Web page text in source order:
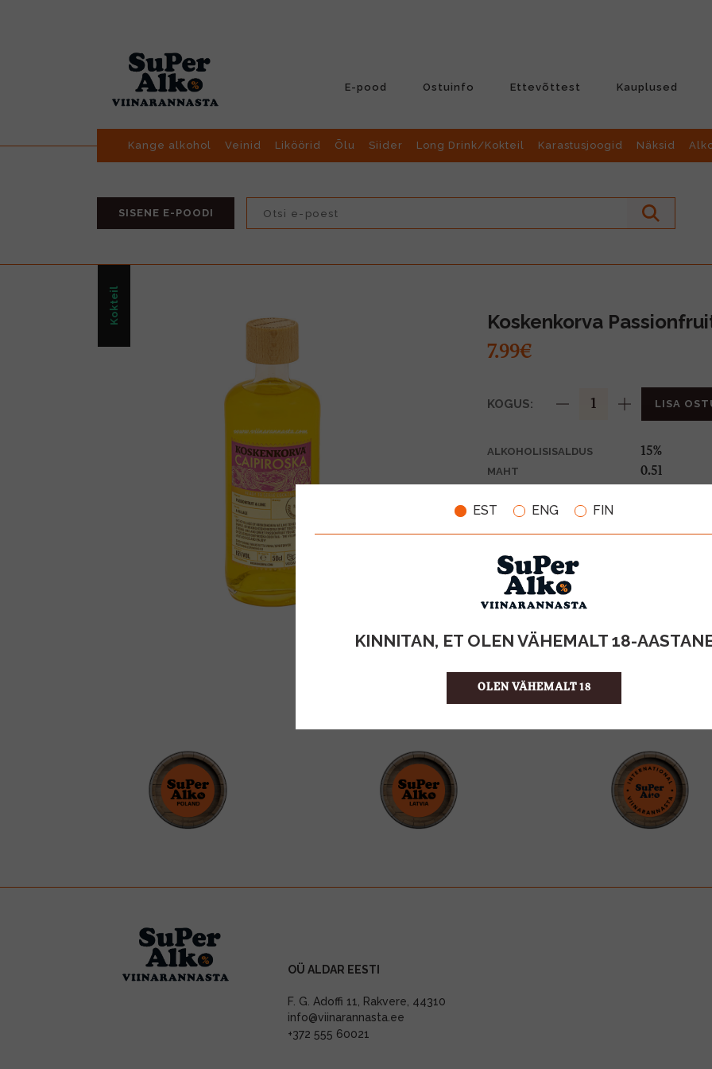
EST ENG FIN
KINNITAN, ET OLEN VÄHEMALT 18-
OLEN VÄHEMALT 18
E-pood Ostuinfo Ettevõttest Kauplused
Kange alkohol Veinid Liköörid Õlu Siider Long Drink/Kokteil Karastusjoogid Näksid
SISENE E-POODI
Kokteil Koskenkorva
7.99€
KOGUS: LISA
ALKOHOLISISALDUS 15%
MAHT 0.5l
TOOTE LIIK
ÜHIKU HIND
KOGUS KASTIS
OÜ ALDAR EESTI
F. G. Adoffi 11, Rakvere, 44310
info@viinarannasta.ee
+372 555 60021